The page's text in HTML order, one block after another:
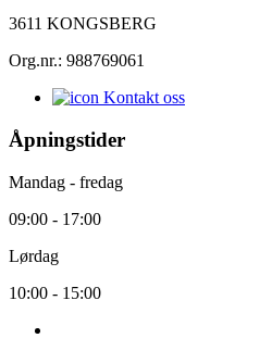
3611 KONGSBERG
Org.nr.: 988769061
Kontakt oss
Åpningstider
Mandag - fredag
09:00 - 17:00
Lørdag
10:00 - 15:00